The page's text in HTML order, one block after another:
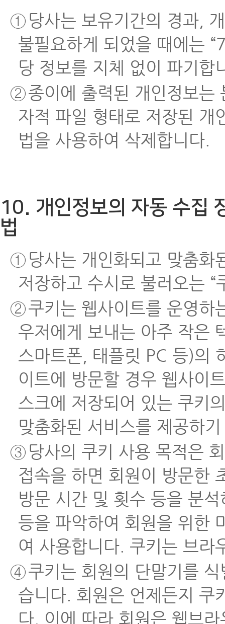
① 당사는 보유기간의 경과,
불필요하게 되었을 때에는
당 정보를 지체 없이 파기합
②종이에 출력된 개인정보는
자적 파일 형태로 저장된 개
법을 사용하여 삭제합니다.
10. 개인정보의 자동 수집
법
① 당사는 개인화되고 맞춤화
저장하고 수시로 불러오는
②쿠키는 웹사이트를 운영하
우저에게 보내는 아주 작은
스마트폰, 태플릿 PC 등)의
이트에 방문할 경우 웹사이
스크에 저장되어 있는 쿠키
맞춤화된 서비스를 제공하
③ 당사의 쿠키 사용 목적은
접속을 하면 회원이 방문한
방문 시간 및 횟수 등을 분
등을 파악하여 회원을 위한
여 사용합니다. 쿠키는 브라
④쿠키는 회원의 단말기를
습니다. 회원은 언제든지 쿠
다. 이에 따라 회원은 웹브